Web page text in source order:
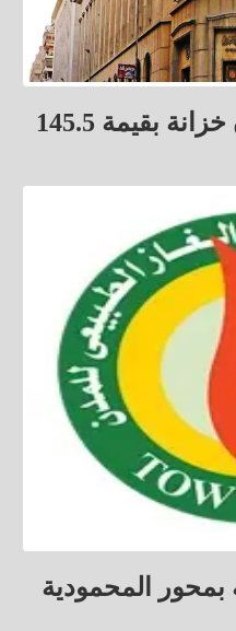
البنك المركزي يبيع أذون خزانة بقيمة 145.5
المحمودية